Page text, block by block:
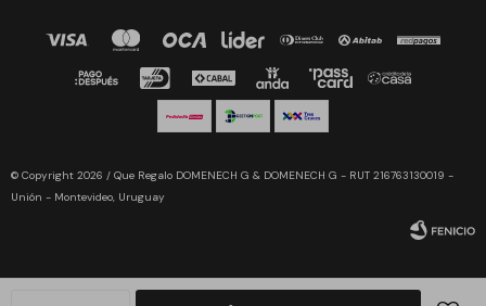
© Copyright 2026 / Que Regalo DOMENECH G & DOMENECH G - RUT 216763130019 -
Unión - Montevideo, Uruguay